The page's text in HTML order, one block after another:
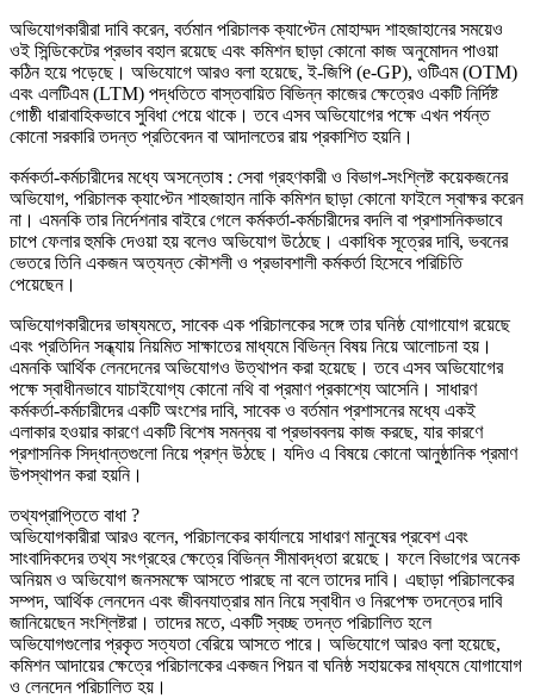
অভিযোগকারীরা দাবি করেন, বর্তমান পরিচালক ক্যাপ্টেন মোহাম্মদ শাহজাহানের সময়েও
ওই সিন্ডিকেটের প্রভাব বহাল রয়েছে এবং কমিশন ছাড়া কোনো কাজ অনুমোদন পাওয়া
কঠিন হয়ে পড়েছে। অভিযোগে আরও বলা হয়েছে, ই-জিপি (e-GP), ওটিএম (OTM)
এবং এলটিএম (LTM) পদ্ধতিতে বাস্তবায়িত বিভিন্ন কাজের ক্ষেত্রেও একটি নির্দিষ্ট
গোষ্ঠী ধারাবাহিকভাবে সুবিধা পেয়ে থাকে। তবে এসব অভিযোগের পক্ষে এখন পর্যন্ত
কোনো সরকারি তদন্ত প্রতিবেদন বা আদালতের রায় প্রকাশিত হয়নি।
কর্মকর্তা-কর্মচারীদের মধ্যে অসন্তোষ : সেবা গ্রহণকারী ও বিভাগ-সংশ্লিষ্ট কয়েকজনের
অভিযোগ, পরিচালক ক্যাপ্টেন শাহজাহান নাকি কমিশন ছাড়া কোনো ফাইলে স্বাক্ষর করেন
না। এমনকি তার নির্দেশনার বাইরে গেলে কর্মকর্তা-কর্মচারীদের বদলি বা প্রশাসনিকভাবে
চাপে ফেলার হুমকি দেওয়া হয় বলেও অভিযোগ উঠেছে। একাধিক সূত্রের দাবি, ভবনের
ভেতরে তিনি একজন অত্যন্ত কৌশলী ও প্রভাবশালী কর্মকর্তা হিসেবে পরিচিতি
পেয়েছেন।
অভিযোগকারীদের ভাষ্যমতে, সাবেক এক পরিচালকের সঙ্গে তার ঘনিষ্ঠ যোগাযোগ রয়েছে
এবং প্রতিদিন সন্ধ্যায় নিয়মিত সাক্ষাতের মাধ্যমে বিভিন্ন বিষয় নিয়ে আলোচনা হয়।
এমনকি আর্থিক লেনদেনের অভিযোগও উত্থাপন করা হয়েছে। তবে এসব অভিযোগের
পক্ষে স্বাধীনভাবে যাচাইযোগ্য কোনো নথি বা প্রমাণ প্রকাশ্যে আসেনি। সাধারণ
কর্মকর্তা-কর্মচারীদের একটি অংশের দাবি, সাবেক ও বর্তমান প্রশাসনের মধ্যে একই
এলাকার হওয়ার কারণে একটি বিশেষ সমন্বয় বা প্রভাববলয় কাজ করছে, যার কারণে
প্রশাসনিক সিদ্ধান্তগুলো নিয়ে প্রশ্ন উঠছে। যদিও এ বিষয়ে কোনো আনুষ্ঠানিক প্রমাণ
উপস্থাপন করা হয়নি।
তথ্যপ্রাপ্তিতে বাধা ?
অভিযোগকারীরা আরও বলেন, পরিচালকের কার্যালয়ে সাধারণ মানুষের প্রবেশ এবং
সাংবাদিকদের তথ্য সংগ্রহের ক্ষেত্রে বিভিন্ন সীমাবদ্ধতা রয়েছে। ফলে বিভাগের অনেক
অনিয়ম ও অভিযোগ জনসমক্ষে আসতে পারছে না বলে তাদের দাবি। এছাড়া পরিচালকের
সম্পদ, আর্থিক লেনদেন এবং জীবনযাত্রার মান নিয়ে স্বাধীন ও নিরপেক্ষ তদন্তের দাবি
জানিয়েছেন সংশ্লিষ্টরা। তাদের মতে, একটি স্বচ্ছ তদন্ত পরিচালিত হলে
অভিযোগগুলোর প্রকৃত সত্যতা বেরিয়ে আসতে পারে। অভিযোগে আরও বলা হয়েছে,
কমিশন আদায়ের ক্ষেত্রে পরিচালকের একজন পিয়ন বা ঘনিষ্ঠ সহায়কের মাধ্যমে যোগাযোগ
ও লেনদেন পরিচালিত হয়।